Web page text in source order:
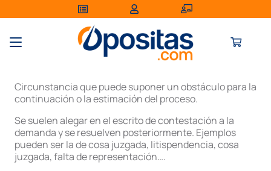
Circunstancia que puede suponer un obstáculo para la
continuación o la estimación del proceso.
Se suelen alegar en el escrito de contestación a la
demanda y se resuelven posteriormente. Ejemplos
pueden ser la de cosa juzgada, litispendencia, cosa
juzgada, falta de representación….